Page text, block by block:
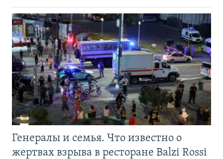
Генералы и семья. Что известно о
жертвах взрыва в ресторане Balzi Rossi